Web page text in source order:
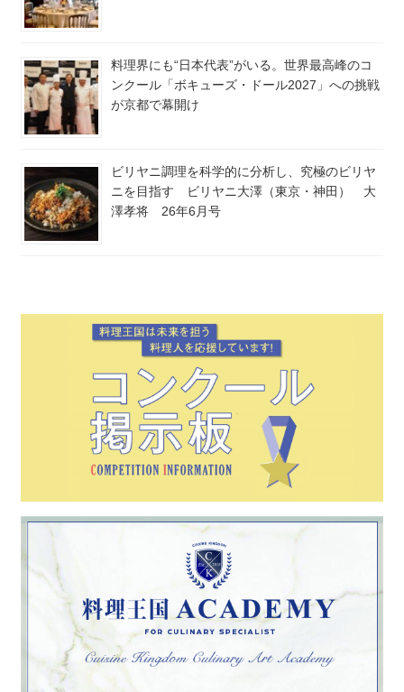
料理界にも“日本代表”がいる。世界最高峰のコ
ンクール「ボキューズ・ドール2027」への挑戦
が京都で幕開け
ビリヤニ調理を科学的に分析し、究極のビリヤ
ニを目指す ビリヤニ大澤（東京・神田） 大
澤孝将 26年6月号